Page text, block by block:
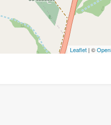
Leaflet| ©